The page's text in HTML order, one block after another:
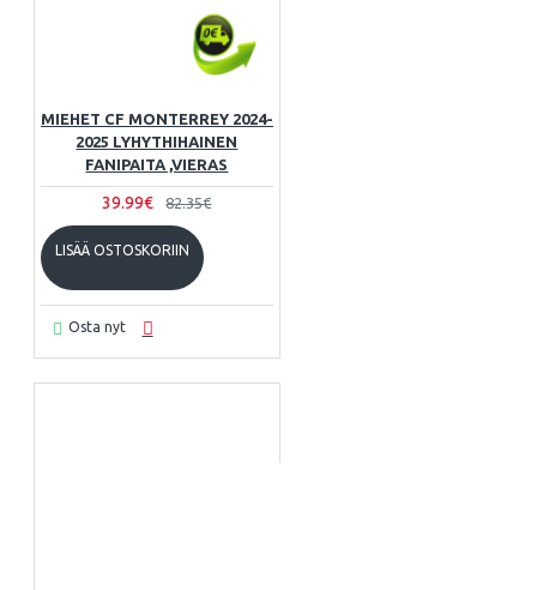
MIEHET CF MONTERREY 2024-
2025 LYHYTHIHAINEN
FANIPAITA ,VIERAS
39.99€ 82.35€
LISÄÄ OSTOSKORIIN
Osta nyt